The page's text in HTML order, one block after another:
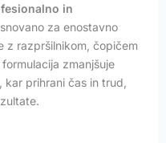
in
za enostavno
z razpršilnikom, čopičem
zmanjšuje
prihrani čas in trud,